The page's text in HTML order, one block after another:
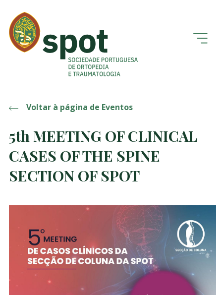
Voltar à página de Eventos
5th MEETING OF CLINICAL
CASES OF THE SPINE
SECTION OF SPOT